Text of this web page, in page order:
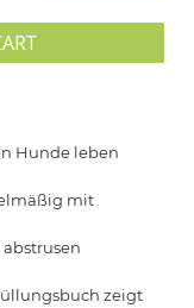
Hunde leben
mit
zeigt